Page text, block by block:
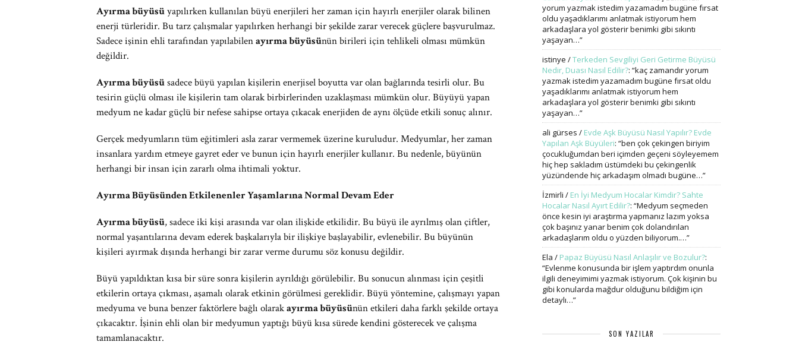
Ayırma büyüsüyapılırken kullanılan büyü enerjileri her zaman için hayırlı enerjiler olarak bilinen
enerji türleridir. Bu tarz çalışmalar yapılırken herhangi bir şekilde zarar verecek güçlere başvurulmaz.
Sadece işinin ehli tarafından yapılabilenayırma büyüsünün birileri için tehlikeli olması mümkün
değildir.
Ayırma büyüsüsadece büyü yapılan kişilerin enerjisel boyutta var olan bağlarında tesirli olur. Bu
tesirin güçlü olması ile kişilerin tam olarak birbirlerinden uzaklaşması mümkün olur. Büyüyü yapan
medyum ne kadar güçlü bir nefese sahipse ortaya çıkacak enerjiden de aynı ölçüde etkili sonuç alınır.
Gerçek medyumların tüm eğitimleri asla zarar vermemek üzerine kuruludur. Medyumlar, her zaman
insanlara yardım etmeye gayret eder ve bunun için hayırlı enerjiler kullanır. Bu nedenle, büyünün
herhangi bir insan için zararlı olma ihtimali yoktur.
Ayırma Büyüsünden Etkilenenler Yaşamlarına Normal Devam Eder
Ayırma büyüsü, sadece iki kişi arasında var olan ilişkide etkilidir. Bu büyü ile ayrılmış olan çiftler,
normal yaşantılarına devam ederek başkalarıyla bir ilişkiye başlayabilir, evlenebilir. Bu büyünün
kişileri ayırmak dışında herhangi bir zarar verme durumu söz konusu değildir.
Büyü yapıldıktan kısa bir süre sonra kişilerin ayrıldığı görülebilir. Bu sonucun alınması için çeşitli
etkilerin ortaya çıkması, aşamalı olarak etkinin görülmesi gereklidir. Büyü yöntemine, çalışmayı yapan
medyuma ve buna benzer faktörlere bağlı olarakayırma büyüsünün etkileri daha farklı şekilde ortaya
çıkacaktır. İşinin ehli olan bir medyumun yaptığı büyü kısa sürede kendini gösterecek ve çalışma
tamamlanacaktır.
yorum yazmak istedim yazamadım bugüne fırsat
oldu yaşadıklarımı anlatmak istiyorum hem
arkadaşlara yol gösterir benimki gibi sıkıntı
yaşayan…”
istinye /Terkeden Sevgiliyi Geri Getirme Büyüsü
Nedir, Duası Nasıl Edilir?: “kaç zamandır yorum
yazmak istedim yazamadım bugüne fırsat oldu
yaşadıklarımı anlatmak istiyorum hem
arkadaşlara yol gösterir benimki gibi sıkıntı
yaşayan…”
ali gürses / Evde Aşk Büyüsü Nasıl Yapılır? Evde
Yapılan Aşk Büyüleri: “ben çok çekingen biriyim
çocukluğumdan beri içimden geçeni söyleyemem
hiç hep sakladım üstümdeki bu çekingenlik
yüzündende hiç arkadaşım olmadı bugüne…”
İzmirli / En İyi Medyum Hocalar Kimdir? Sahte
Hocalar Nasıl Ayırt Edilir?: “Medyum seçmeden
önce kesin iyi araştırma yapmanız lazım yoksa
çok başınız yanar benim çok dolandırılan
arkadaşlarım oldu o yüzden biliyorum.…”
Ela / Papaz Büyüsü Nasıl Anlaşılır ve Bozulur?:
“Evlenme konusunda bir işlem yaptırdım onunla
ilgili deneyimimi yazmak istiyorum. Çok kişinin bu
gibi konularda mağdur olduğunu bildiğim için
detaylı…”
SON YAZILAR